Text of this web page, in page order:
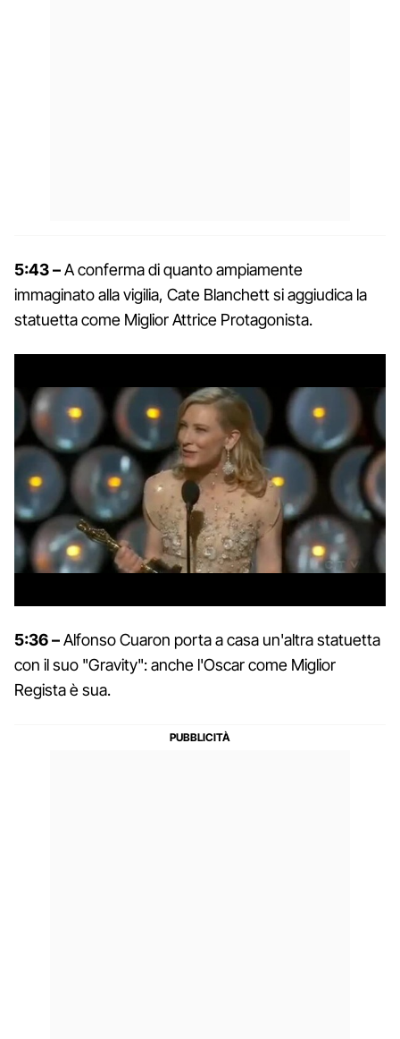
5:43 –A conferma di quanto ampiamente
immaginato alla vigilia, Cate Blanchett si aggiudica la
statuetta come Miglior Attrice Protagonista.
5:36 –Alfonso Cuaron porta a casa un'altra statuetta
con il suo "Gravity": anche l'Oscar come Miglior
Regista è sua.